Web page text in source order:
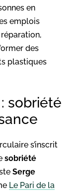
en
emplois
des
plastiques
sobriété
s’inscrit
sobriété
Serge
Le Pari de la